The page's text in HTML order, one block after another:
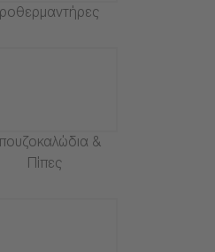
&
Πίπες